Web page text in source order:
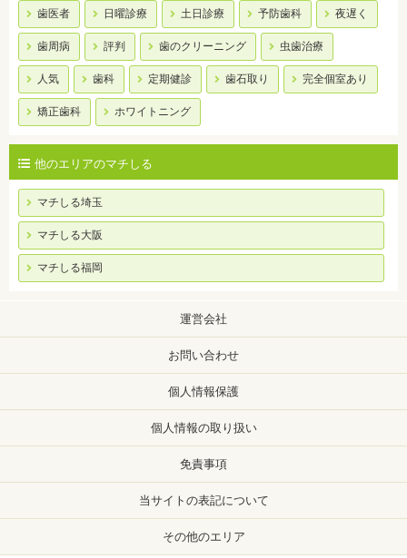
歯医者 日曜診療 土日診療 予防歯科 夜遅く
歯周病 評判 歯のクリーニング 虫歯治療
人気 歯科 定期健診 歯石取り 完全個室あり
矯正歯科 ホワイトニング
他のエリアのマチしる
マチしる埼玉
マチしる大阪
マチしる福岡
運営会社
お問い合わせ
個人情報保護
個人情報の取り扱い
免責事項
当サイトの表記について
その他のエリア